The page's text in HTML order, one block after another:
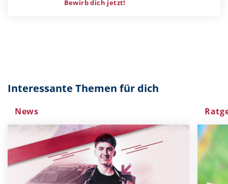
Bewirb dich jetzt!
Interessante Themen für dich
News